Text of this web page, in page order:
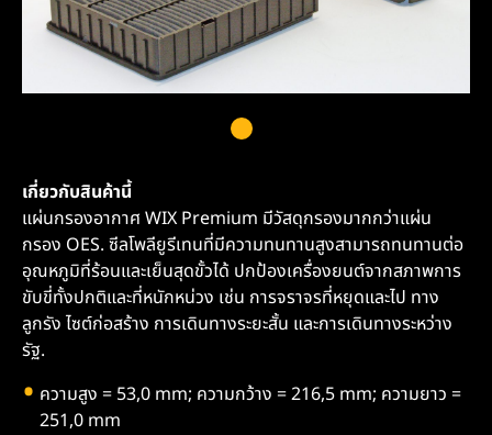
เกี่ยวกับสินค้านี้
แผ่นกรองอากาศ WIX Premium มีวัสดุกรองมากกว่าแผ่น
กรอง OES. ซีลโพลียูรีเทนที่มีความทนทานสูงสามารถทนทานต่อ
อุณหภูมิที่ร้อนและเย็นสุดขั้วได้ ปกป้องเครื่องยนต์จากสภาพการ
ขับขี่ทั้งปกติและที่หนักหน่วง เช่น การจราจรที่หยุดและไป ทาง
ลูกรัง ไซต์ก่อสร้าง การเดินทางระยะสั้น และการเดินทางระหว่าง
รัฐ.
ความสูง = 53,0 mm; ความกว้าง = 216,5 mm; ความยาว =
251,0 mm